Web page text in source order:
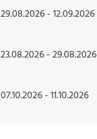
29.08.2026 - 12.09.2026
23.08.2026 - 29.08.2026
07.10.2026 - 11.10.2026